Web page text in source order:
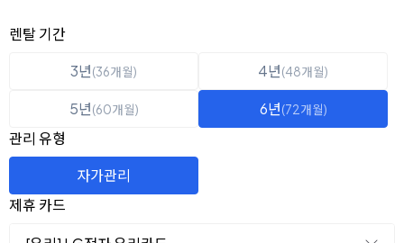
옵션 선택
렌탈 선택
렌탈 기간
3년(36개월) 4년(48개월)
5년(60개월) 6년(72개월)
관리 유형
자가관리
제휴 카드